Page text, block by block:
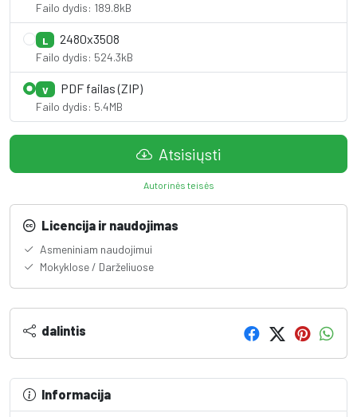
Failo dydis: 189.8kB
L 2480x3508
Failo dydis: 524.3kB
V PDF failas (ZIP)
Failo dydis: 5.4MB
Atsisiųsti
Autorinės teisės
Licencija ir naudojimas
Asmeniniam naudojimui
Mokyklose / Darželiuose
dalintis
Informacija